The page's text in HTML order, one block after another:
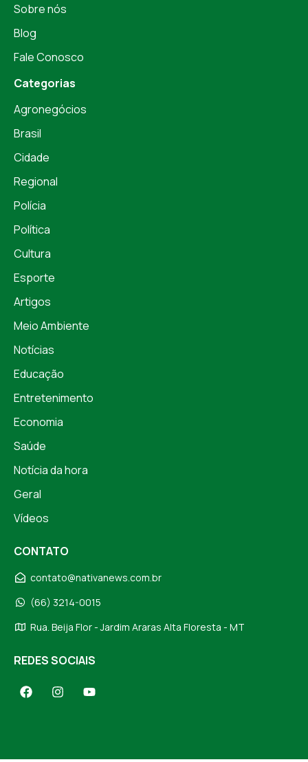
Sobre nós
Blog
Fale Conosco
Categorias
Agronegócios
Brasil
Cidade
Regional
Polícia
Política
Cultura
Esporte
Artigos
Meio Ambiente
Notícias
Educação
Entretenimento
Economia
Saúde
Notícia da hora
Geral
Vídeos
CONTATO
contato@nativanews.com.br
(66) 3214-0015
Rua. Beija Flor - Jardim Araras Alta Floresta - MT
REDES SOCIAIS